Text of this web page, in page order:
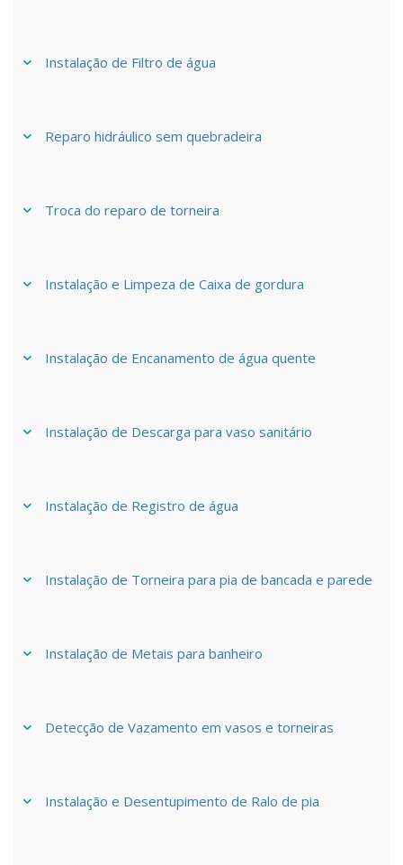
Instalação de Filtro de água
Reparo hidráulico sem quebradeira
Troca do reparo de torneira
Instalação e Limpeza de Caixa de gordura
Instalação de Encanamento de água quente
Instalação de Descarga para vaso sanitário
Instalação de Registro de água
Instalação de Torneira para pia de bancada e parede
Instalação de Metais para banheiro
Detecção de Vazamento em vasos e torneiras
Instalação e Desentupimento de Ralo de pia